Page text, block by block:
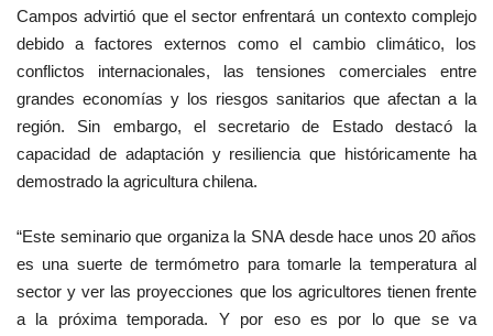
Campos advirtió que el sector enfrentará un contexto complejo
debido a factores externos como el cambio climático, los
conflictos internacionales, las tensiones comerciales entre
grandes economías y los riesgos sanitarios que afectan a la
región. Sin embargo, el secretario de Estado destacó la
capacidad de adaptación y resiliencia que históricamente ha
demostrado la agricultura chilena.
“Este seminario que organiza la SNA desde hace unos 20 años
es una suerte de termómetro para tomarle la temperatura al
sector y ver las proyecciones que los agricultores tienen frente
a la próxima temporada. Y por eso es por lo que se va